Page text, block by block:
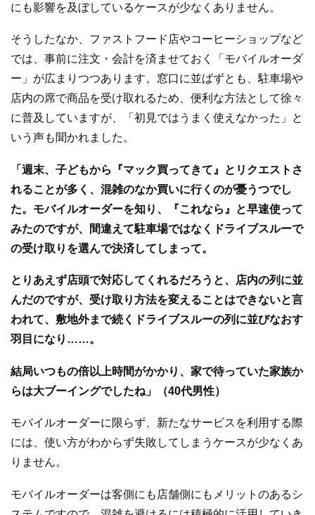
にも影響を及ぼしているケースが少なくありません。
そうしたなか、ファストフード店やコーヒーショップなど
では、事前に注文・会計を済ませておく「モバイルオーダ
ー」が広まりつつあります。窓口に並ばずとも、駐車場や
店内の席で商品を受け取れるため、便利な方法として徐々
に普及していますが、「初見ではうまく使えなかった」と
いう声も聞かれました。
「週末、子どもから『マック買ってきて』とリクエストさ
れることが多く、混雑のなか買いに行くのが憂うつでし
た。モバイルオーダーを知り、『これなら』と早速使って
みたのですが、間違えて駐車場ではなくドライブスルーで
の受け取りを選んで決済してしまって。
とりあえず店頭で対応してくれるだろうと、店内の列に並
んだのですが、受け取り方法を変えることはできないと言
われて、敷地外まで続くドライブスルーの列に並びなおす
羽目になり……。
結局いつもの倍以上時間がかかり、家で待っていた家族か
らは大ブーイングでしたね」（40代男性）
モバイルオーダーに限らず、新たなサービスを利用する際
には、使い方がわからず失敗してしまうケースが少なくあ
りません。
モバイルオーダーは客側にも店舗側にもメリットのあるシ